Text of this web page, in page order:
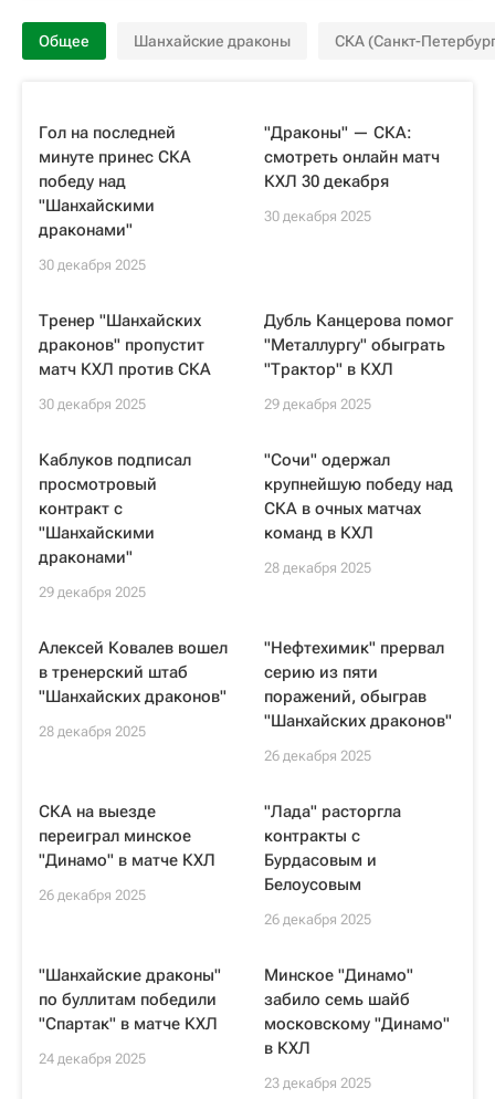
Общее Шанхайские драконы СКА (Санкт-
Гол на последней
минуте принес СКА
победу над
"Шанхайскими
драконами"
30 декабря 2025
"Драконы" — СКА:
смотреть онлайн матч
КХЛ 30 декабря
30 декабря 2025
Тренер "Шанхайских
драконов" пропустит
матч КХЛ против СКА
30 декабря 2025
Дубль Канцерова помог
"Металлургу" обыграть
"Трактор" в КХЛ
29 декабря 2025
Каблуков подписал
просмотровый
контракт с
"Шанхайскими
драконами"
29 декабря 2025
"Сочи" одержал
крупнейшую победу над
СКА в очных матчах
команд в КХЛ
28 декабря 2025
Алексей Ковалев вошел
в тренерский штаб
"Шанхайских драконов"
28 декабря 2025
"Нефтехимик" прервал
серию из пяти
поражений, обыграв
"Шанхайских драконов"
26 декабря 2025
СКА на выезде
переиграл минское
"Динамо" в матче КХЛ
26 декабря 2025
"Лада" расторгла
контракты с
Бурдасовым и
Белоусовым
26 декабря 2025
"Шанхайские драконы"
по буллитам победили
"Спартак" в матче КХЛ
24 декабря 2025
Минское "Динамо"
забило семь шайб
московскому "Динамо"
в КХЛ
23 декабря 2025